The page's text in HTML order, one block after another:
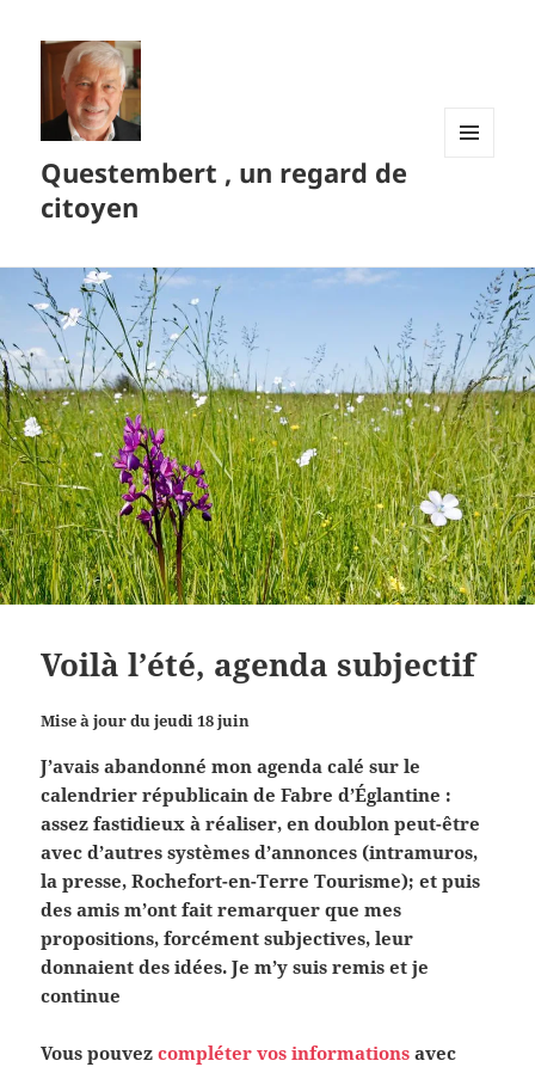
Questembert , un regard de
citoyen
Voilà l’été, agenda subjectif
Mise à jour du jeudi 18 juin
J’avais abandonné mon agenda calé sur le
calendrier républicain de Fabre d’Églantine :
assez fastidieux à réaliser, en doublon peut-être
avec d’autres systèmes d’annonces (intramuros,
la presse, Rochefort-en-Terre Tourisme); et puis
des amis m’ont fait remarquer que mes
propositions, forcément subjectives, leur
donnaient des idées. Je m’y suis remis et je
continue
Vous pouvezcompléter vos informations avec